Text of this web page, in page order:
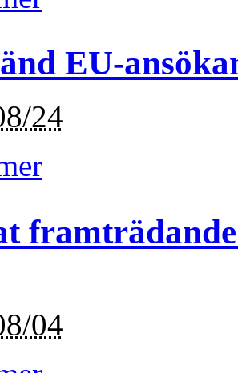
EU-
24
04